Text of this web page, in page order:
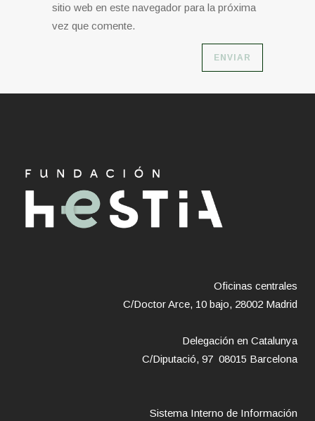
sitio web en este navegador para la próxima
vez que comente.
Oficinas centrales
C/Doctor Arce, 10 bajo, 28002 Madrid
Delegación en Catalunya
C/Diputació, 97 08015 Barcelona
Sistema Interno de Información